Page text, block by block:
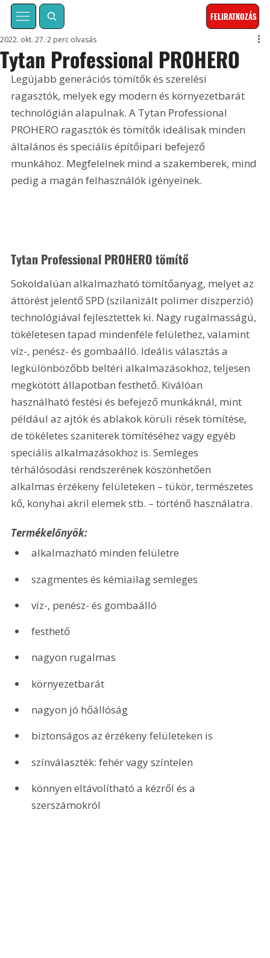
FELIRATKOZÁS
Tytan Professional PROHERO
2022. okt. 27. 2 perc olvasás
Legújabb generációs tömítők és szerelési
ragasztók, melyek egy modern és környezetbarát
technológián alapulnak. A Tytan Professional
PROHERO ragasztók és tömítők ideálisak minden
általános és speciális építőipari befejező
munkához. Megfelelnek mind a szakemberek, mind
pedig a magán felhasználók igényeinek.
Tytan Professional PROHERO tömítő
Sokoldalúan alkalmazható tömítőanyag, melyet az
áttörést jelentő SPD (szilanizált polimer diszperzió)
technológiával fejlesztettek ki. Nagy rugalmasságú,
tökéletesen tapad mindenféle felülethez, valamint
víz-, penész- és gombaálló. Ideális választás a
legkülönbözőbb beltéri alkalmazásokhoz, teljesen
megkötött állapotban festhető. Kiválóan
használható festési és befejező munkáknál, mint
például az ajtók és ablakok körüli rések tömítése,
de tökéletes szaniterek tömítéséhez vagy egyéb
speciális alkalmazásokhoz is. Semleges
térhálósodási rendszerének köszönhetően
alkalmas érzékeny felületeken – tükör, természetes
kő, konyhai akril elemek stb. – történő használatra.
Termékelőnyök:
alkalmazható minden felületre
szagmentes és kémiailag semleges
víz-, penész- és gombaálló
festhető
nagyon rugalmas
környezetbarát
nagyon jó hőállóság
biztonságos az érzékeny felületeken is
színválaszték: fehér vagy színtelen
könnyen eltávolítható a kézről és a
szerszámokról